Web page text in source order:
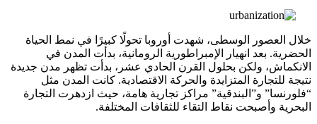
خلال العصور الوسطى، شهدت أوروبا تحولًا كبيرًا في نمط الحياة
الحضرية. بعد انهيار الإمبراطورية الرومانية، بدأت المدن في
الانكماش، ولكن بحلول القرن الحادي عشر، بدأت تظهر مدن جديدة
نتيجة للتجارة المتزايدة والحركة الاقتصادية. كانت المدن مثل
“فلورنسا” و”البندقية” مراكز تجارية هامة، حيث ازدهرت التجارة
البحرية وأصبحت نقاط التقاء للثقافات المختلفة.